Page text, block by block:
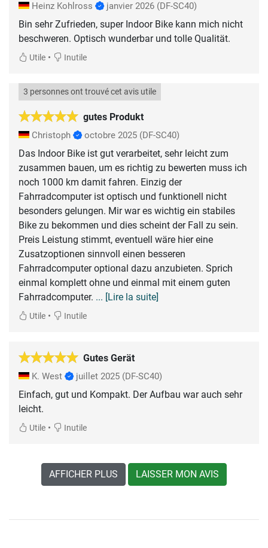
Heinz Kohlross janvier 2026 (DF-SC40)
Bin sehr Zufrieden, super Indoor Bike kann mich nicht
beschweren. Optisch wunderbar und tolle Qualität.
Utile • Inutile
gutes Produkt
3 personnes ont trouvé cet avis utile
Christoph octobre 2025 (DF-SC40)
Das Indoor Bike ist gut verarbeitet, sehr leicht zum
zusammen bauen, um es richtig zu bewerten muss ich
noch 1000 km damit fahren. Einzig der
Fahrradcomputer ist optisch und funktionell nicht
besonders gelungen. Mir war es wichtig ein stabiles
Bike zu bekommen und dies scheint der Fall zu sein.
Preis Leistung stimmt, eventuell wäre hier eine
Zusatzoptionen sinnvoll einen besseren
Fahrradcomputer optional dazu anzubieten. Sprich
einmal komplett ohne und einmal mit einem guten
Fahrradcomputer. ... [Lire la suite]
Utile • Inutile
Gutes Gerät
K. West juillet 2025 (DF-SC40)
Einfach, gut und Kompakt. Der Aufbau war auch sehr
leicht.
Utile • Inutile
AFFICHER PLUS LAISSER MON AVIS